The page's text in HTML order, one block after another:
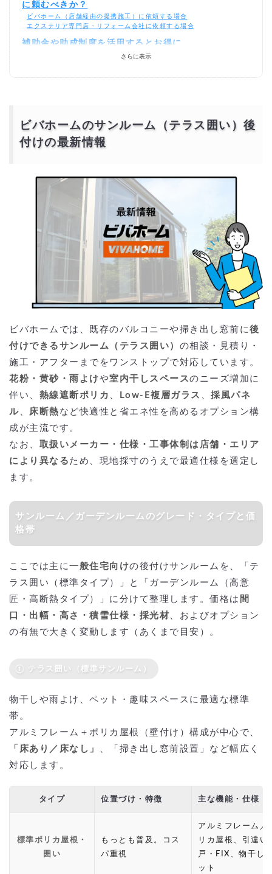
に頼むべきか？
ビバホーム（店舗経由の提携施工）に依頼する場合
エクステリア専門店・リフォーム会社に依頼する場合
補助金や助成制度を活用するとお得に
補助金を活用した場合の費用シミュレーション
さらに表示
ビバホームのサンルーム（テラス囲い）後
付けの最新情報
ビバホームでは、既存のバルコニーや掃き出し窓前に 後
付けできるサンルーム（テラス囲い） の相談・見積り・
施工・アフターまでをワンストップで対応しています。
花粉・黄砂・雨よけや室内干しスペースのニーズ増加に
伴い、 熱線遮断ポリカ Low-E複層ガラス
採風パネ
ル
床断熱 など快適性と省エネ性を高めるオプション構
成が主流です。
なお、 取扱いメーカー・仕様・工事体制は店舗・エリア
により異なる ため、現地採寸のうえで最適仕様を選定し
ます。
サンルーム／ガーデンルームのグレード・タイプと価
格帯
ここでは主に 一般住宅向けの後付けサンルームを、「テ
ラス囲い（標準タイプ）」と「ガーデンルーム（高意
匠・高断熱タイプ）」に分けて整理します。価格は 間
口・出幅・高さ・積雪仕様・採光材 、およびオプション
の有無で大きく変動します（あくまで目安）。
① テラス囲い（標準サンルーム）
物干しや雨よけ、ペット・趣味スペースに最適な標準
帯。
アルミフレーム＋ポリカ屋根（壁付け）構成が中心で、
「床あり／床なし」
、「掃き出し窓前設置」など幅広く
対応します。
タイプ 位置づけ・特徴 主な機能・仕様
標準ポリカ屋根・
囲い
もっとも普及。コス
パ重視
アルミフレーム／
リカ屋根、引違い
戸・FIX、物干し
ット